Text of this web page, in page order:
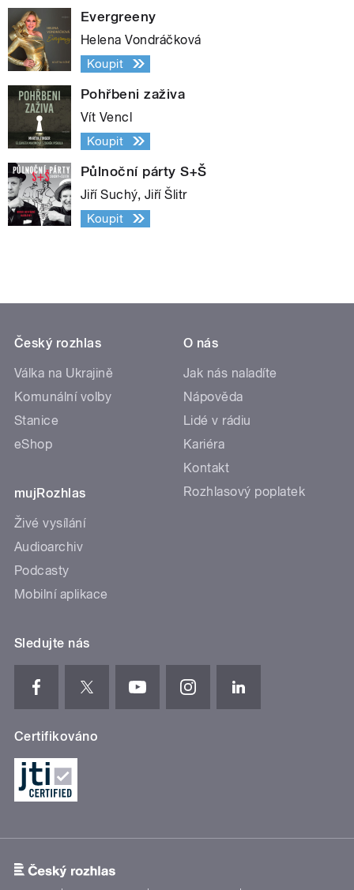
Evergreeny
Helena Vondráčková
Koupit
Pohřbeni zaživa
Vít Vencl
Koupit
Půlnoční párty S+Š
Jiří Suchý, Jiří Šlitr
Koupit
Český rozhlas
Válka na Ukrajině
Komunální volby
Stanice
eShop
mujRozhlas
Živé vysílání
Audioarchiv
Podcasty
Mobilní aplikace
O nás
Jak nás naladíte
Nápověda
Lidé v rádiu
Kariéra
Kontakt
Rozhlasový poplatek
Sledujte nás
Certifikováno